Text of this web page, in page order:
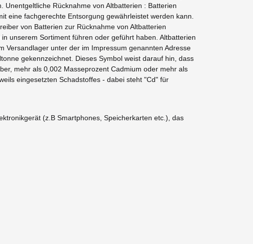
Rücknahme von Altbatterien : Batterien
eine fachgerechte Entsorgung gewährleistet werden kann.
von Batterien zur Rücknahme von Altbatterien
unserem Sortiment führen oder geführt haben. Altbatterien
Versandlager unter der im Impressum genannten Adresse
gekennzeichnet. Dieses Symbol weist darauf hin, dass
mehr als 0,002 Masseprozent Cadmium oder mehr als
eingesetzten Schadstoffes - dabei steht "Cd" für
(z.B Smartphones, Speicherkarten etc.), das